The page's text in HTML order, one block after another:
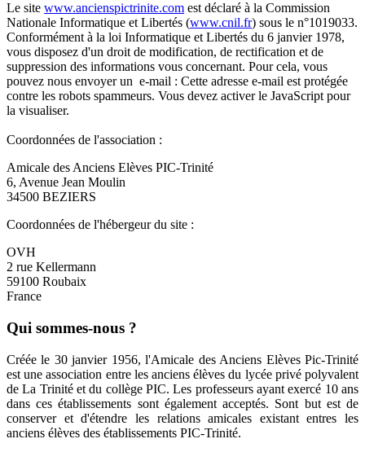
Le site www.ancienspictrinite.com est déclaré à la Commission
Nationale Informatique et Libertés (www.cnil.fr) sous le n°1019033.
Conformément à la loi Informatique et Libertés du 6 janvier 1978,
vous disposez d'un droit de modification, de rectification et de
suppression des informations vous concernant. Pour cela, vous
pouvez nous envoyer un e-mail : Cette adresse e-mail est protégée
contre les robots spammeurs. Vous devez activer le JavaScript pour
la visualiser.
Coordonnées de l'association :
Amicale des Anciens Elèves PIC-Trinité
6, Avenue Jean Moulin
34500 BEZIERS
Coordonnées de l'hébergeur du site :
OVH
2 rue Kellermann
59100 Roubaix
France
Qui sommes-nous ?
Créée le 30 janvier 1956, l'Amicale des Anciens Elèves Pic-Trinité
est une association entre les anciens élèves du lycée privé polyvalent
de La Trinité et du collège PIC. Les professeurs ayant exercé 10 ans
dans ces établissements sont également acceptés. Sont but est de
conserver et d'étendre les relations amicales existant entres les
anciens élèves des établissements PIC-Trinité.